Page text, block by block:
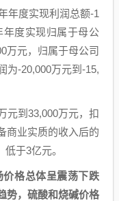
年度实现利润总额-1
年度实现归属于母公
万元，归属于母公司
为-20,000万元到-15,
元到33,000万元，扣
商业实质的收入后的
于3亿元。
价格总体呈震荡下跌
势，硫酸和烧碱价格